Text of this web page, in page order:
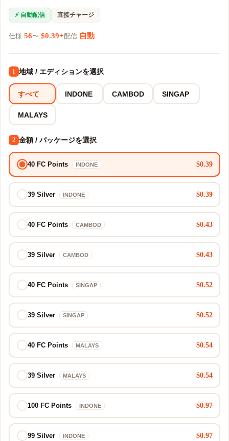
⚡ 自動配信 直接チャージ
仕様 56〜 $0.39+配信 自動
1 地域 / エディションを選択
すべて INDONE CAMBOD SINGAP
MALAYS
2 金額 / パッケージを選択
40 FC Points INDONE $0.39
39 Silver INDONE $0.39
40 FC Points CAMBOD $0.43
39 Silver CAMBOD $0.43
40 FC Points SINGAP $0.52
39 Silver SINGAP $0.52
40 FC Points MALAYS $0.54
39 Silver MALAYS $0.54
100 FC Points INDONE $0.97
99 Silver INDONE $0.97